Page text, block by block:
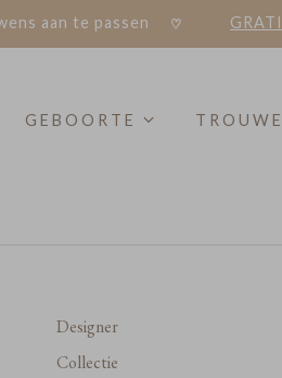
aan te passen
GEBOORTE
Designer
Collectie